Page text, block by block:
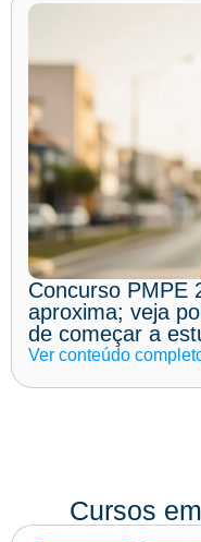
Concurso PMPE
aproxima; veja
de começar a
Ver conteúdo
Cursos